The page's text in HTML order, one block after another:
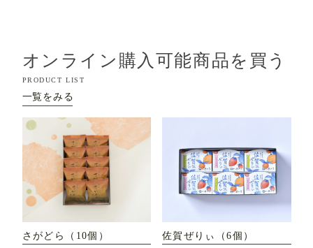
オンライン購入可能商品を買う
PRODUCT LIST
一覧をみる
さがどら（10個） 佐賀ぜりぃ（6個）